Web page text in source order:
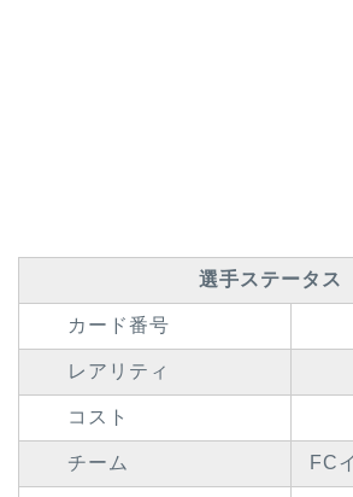
選手ステータス
カード番号
レアリティ
コスト
チーム FC